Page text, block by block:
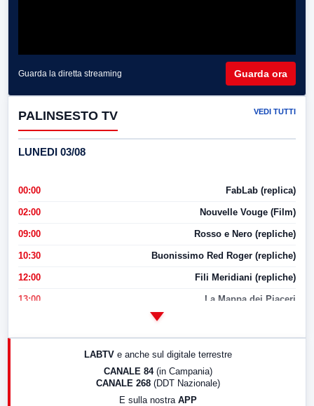
Guarda la diretta streaming Guarda ora
PALINSESTO TV VEDI TUTTI
LUNEDI 03/08
00:00 FabLab (replica)
02:00 Nouvelle Vouge (Film)
09:00 Rosso e Nero (repliche)
10:30 Buonissimo Red Roger (repliche)
12:00 Fili Meridiani (repliche)
13:00 La Mappa dei Piaceri
17:00 LabNews (replica)
LABTV e anche sul digitale terrestre
CANALE 84 (in Campania)
CANALE 268 (DDT Nazionale)
E sulla nostra APP